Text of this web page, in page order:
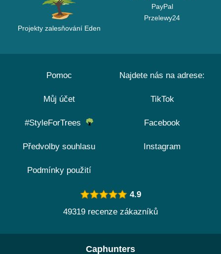
Projekty zalesňování Eden
PayPal
Przelewy24
Pomoc
Můj účet
#StyleForTrees
Předvolby souhlasu
Podmínky použití
Najdete nás na adrese:
TikTok
Facebook
Instagram
4.9
49319 recenze zákazníků
Caphunters